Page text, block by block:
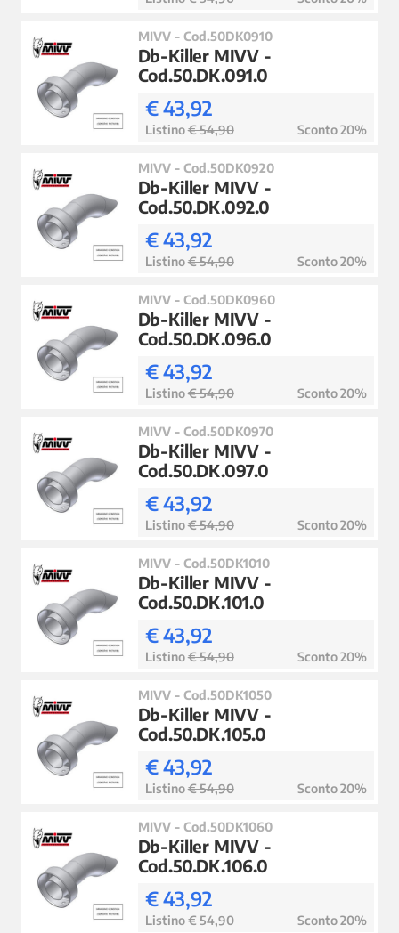
MIVV - Cod.50DK0910
Db-Killer MIVV -
Cod.50.DK.091.0
€ 43,92
Listino€ 54,90 Sconto 20%
MIVV - Cod.50DK0920
Db-Killer MIVV -
Cod.50.DK.092.0
€ 43,92
Listino€ 54,90 Sconto 20%
MIVV - Cod.50DK0960
Db-Killer MIVV -
Cod.50.DK.096.0
€ 43,92
Listino€ 54,90 Sconto 20%
MIVV - Cod.50DK0970
Db-Killer MIVV -
Cod.50.DK.097.0
€ 43,92
Listino€ 54,90 Sconto 20%
MIVV - Cod.50DK1010
Db-Killer MIVV -
Cod.50.DK.101.0
€ 43,92
Listino€ 54,90 Sconto 20%
MIVV - Cod.50DK1050
Db-Killer MIVV -
Cod.50.DK.105.0
€ 43,92
Listino€ 54,90 Sconto 20%
MIVV - Cod.50DK1060
Db-Killer MIVV -
Cod.50.DK.106.0
€ 43,92
Listino€ 54,90 Sconto 20%